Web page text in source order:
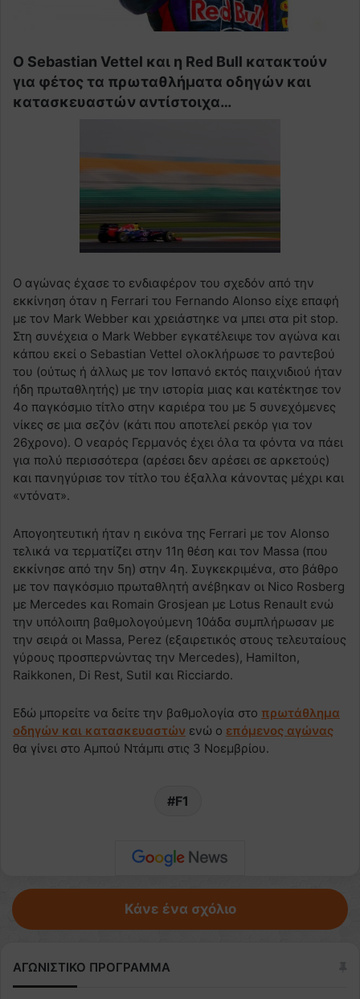
Ο Sebastian Vettel και η Red Bull κατακτούν
για φέτος τα πρωταθλήματα οδηγών και
κατασκευαστών αντίστοιχα…
Ο αγώνας έχασε το ενδιαφέρον του σχεδόν από την
εκκίνηση όταν η Ferrari του Fernando Alonso είχε επαφή
με τον Mark Webber και χρειάστηκε να μπει στα pit stop.
Στη συνέχεια ο Mark Webber εγκατέλειψε τον αγώνα και
κάπου εκεί ο Sebastian Vettel ολοκλήρωσε το ραντεβού
του (ούτως ή άλλως με τον Ισπανό εκτός παιχνιδιού ήταν
ήδη πρωταθλητής) με την ιστορία μιας και κατέκτησε τον
4ο παγκόσμιο τίτλο στην καριέρα του με 5 συνεχόμενες
νίκες σε μια σεζόν (κάτι που αποτελεί ρεκόρ για τον
26χρονο). Ο νεαρός Γερμανός έχει όλα τα φόντα να πάει
για πολύ περισσότερα (αρέσει δεν αρέσει σε αρκετούς)
και πανηγύρισε τον τίτλο του έξαλλα κάνοντας μέχρι και
«ντόνατ».
Απογοητευτική ήταν η εικόνα της Ferrari με τον Alonso
τελικά να τερματίζει στην 11η θέση και τον Massa (που
εκκίνησε από την 5η) στην 4η. Συγκεκριμένα, στο βάθρο
με τον παγκόσμιο πρωταθλητή ανέβηκαν οι Nico Rosberg
με Mercedes και Romain Grosjean με Lotus Renault ενώ
την υπόλοιπη βαθμολογούμενη 10άδα συμπλήρωσαν με
την σειρά οι Massa, Perez (εξαιρετικός στους τελευταίους
γύρους προσπερνώντας την Mercedes), Hamilton,
Raikkonen, Di Rest, Sutil και Ricciardo.
Εδώ μπορείτε να δείτε την βαθμολογία στο πρωτάθλημα
οδηγών και κατασκευαστών ενώ ο επόμενος αγώνας
θα γίνει στο Αμπού Ντάμπι στις 3 Νοεμβρίου.
F1
Κάνε ένα σχόλιο
ΑΓΩΝΙΣΤΙΚΟ ΠΡΟΓΡΑΜΜΑ